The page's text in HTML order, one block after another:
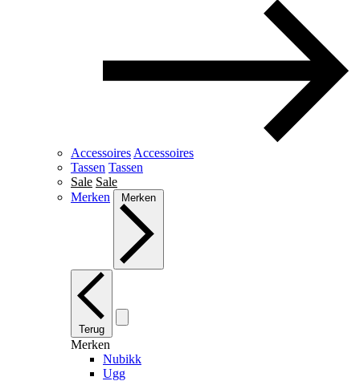
Accessoires Accessoires
Tassen Tassen
Sale Sale
Merken
Merken
Terug
Merken
Nubikk
Ugg